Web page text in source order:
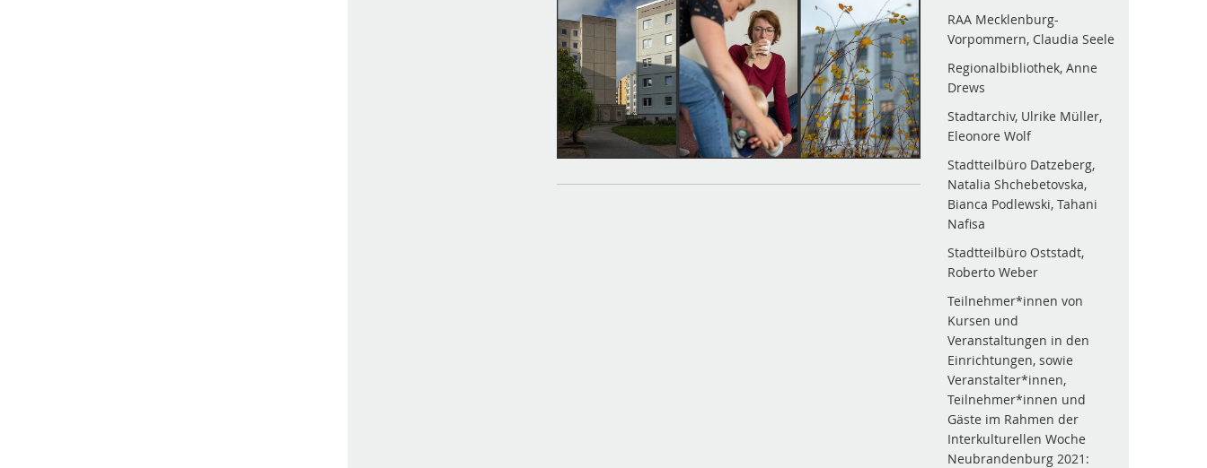
RAA Mecklenburg-
Vorpommern, Claudia Seele
Regionalbibliothek, Anne
Drews
Stadtarchiv, Ulrike Müller,
Eleonore Wolf
Stadtteilbüro Datzeberg,
Natalia Shchebetovska,
Bianca Podlewski, Tahani
Nafisa
Stadtteilbüro Oststadt,
Roberto Weber
Teilnehmer*innen von
Kursen und
Veranstaltungen in den
Einrichtungen, sowie
Veranstalter*innen,
Teilnehmer*innen und
Gäste im Rahmen der
Interkulturellen Woche
Neubrandenburg 2021: